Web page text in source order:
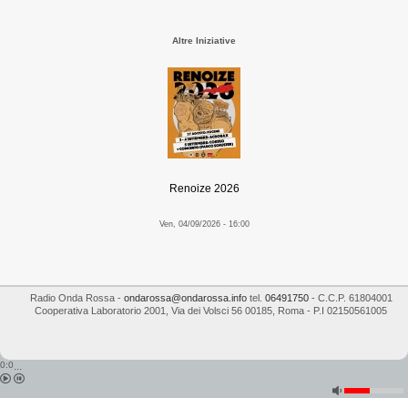
Altre Iniziative
Renoize 2026
Ven, 04/09/2026 - 16:00
Radio Onda Rossa- ondarossa@ondarossa.infotel. 06491750- C.C.P. 61804001
Cooperativa Laboratorio 2001
Via dei Volsci 56 00185 Roma - P.I 02150561005
0:0...